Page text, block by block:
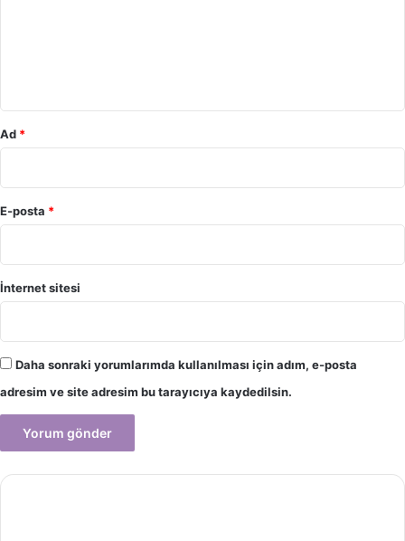
Ad *
E-posta *
İnternet sitesi
Daha sonraki yorumlarımda kullanılması için adım, e-posta
adresim ve site adresim bu tarayıcıya kaydedilsin.